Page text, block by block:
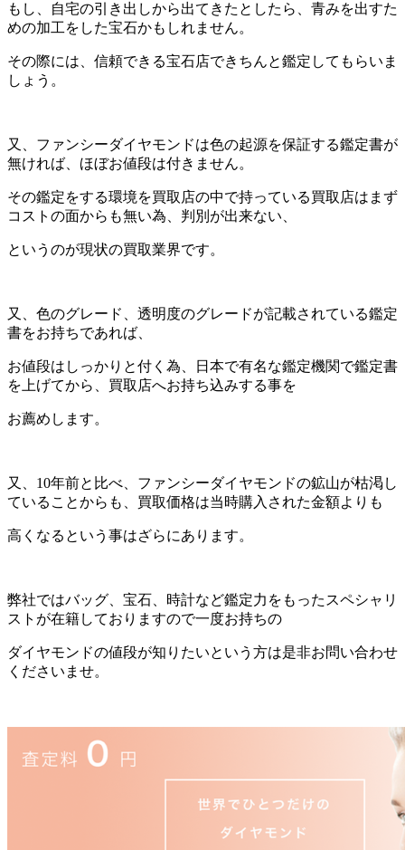
もし、自宅の引き出しから出てきたとしたら、青みを出すた
めの加工をした宝石かもしれません。
その際には、信頼できる宝石店できちんと鑑定してもらいま
しょう。
又、ファンシーダイヤモンドは色の起源を保証する鑑定書が
無ければ、ほぼお値段は付きません。
その鑑定をする環境を買取店の中で持っている買取店はまず
コストの面からも無い為、判別が出来ない、
というのが現状の買取業界です。
又、色のグレード、透明度のグレードが記載されている鑑定
書をお持ちであれば、
お値段はしっかりと付く為、日本で有名な鑑定機関で鑑定書
を上げてから、買取店へお持ち込みする事を
お薦めします。
又、10年前と比べ、ファンシーダイヤモンドの鉱山が枯渇し
ていることからも、買取価格は当時購入された金額よりも
高くなるという事はざらにあります。
弊社ではバッグ、宝石、時計など鑑定力をもったスペシャリ
ストが在籍しておりますので一度お持ちの
ダイヤモンドの値段が知りたいという方は是非お問い合わせ
くださいませ。